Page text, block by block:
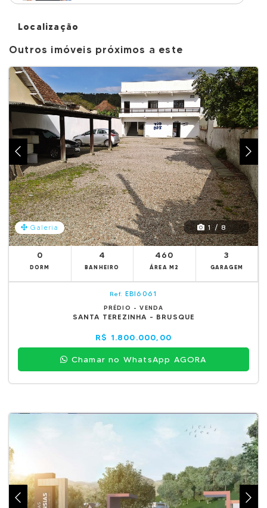
Localização
Outros imóveis próximos a este
Galeria 1 / 8
0
DORM
4
BANHEIRO
460
ÁREA M2
3
GARAGEM
Ref. EBI6061
PRÉDIO - VENDA
SANTA TEREZINHA - BRUSQUE
R$ 1.800.000,00
Chamar no WhatsApp AGORA